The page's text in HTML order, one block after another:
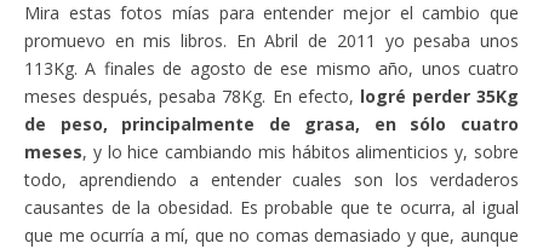
Mira estas fotos mías para entender mejor el cambio que
promuevo en mis libros. En Abril de 2011 yo pesaba unos
113Kg. A finales de agosto de ese mismo año, unos cuatro
meses después, pesaba 78Kg. En efecto, logré perder 35Kg
de peso, principalmente de grasa, en sólo cuatro
meses, y lo hice cambiando mis hábitos alimenticios y, sobre
todo, aprendiendo a entender cuales son los verdaderos
causantes de la obesidad. Es probable que te ocurra, al igual
que me ocurría a mí, que no comas demasiado y que, aunque